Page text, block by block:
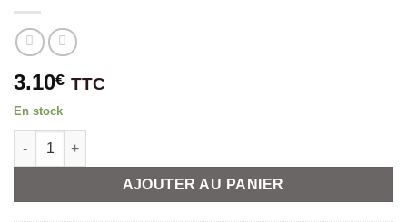
3.10€ TTC
En stock
quantité de Ecrou 1/4" BSP usiné inox pour joint torique
AJOUTER AU PANIER
Alternative: